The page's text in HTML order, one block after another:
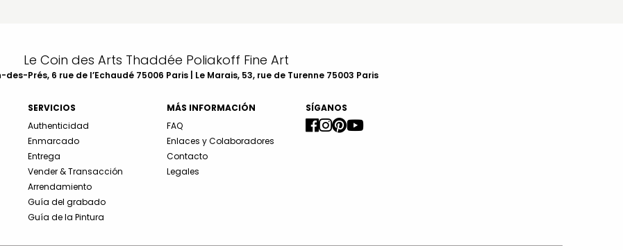
Le Coin des Arts Thaddée Poliakoff Fine Art
Prés, 6 rue de l’Echaudé 75006 Paris | Le Marais, 53, rue de Turenne 75003 Paris
SERVICIOS
Authenticidad
Enmarcado
Entrega
Vender & Transacción
Arrendamiento
Guía del grabado
Guía de la Pintura
MÁS INFORMACIÓN
FAQ
Enlaces y Colaboradores
Contacto
Legales
SÍGANOS